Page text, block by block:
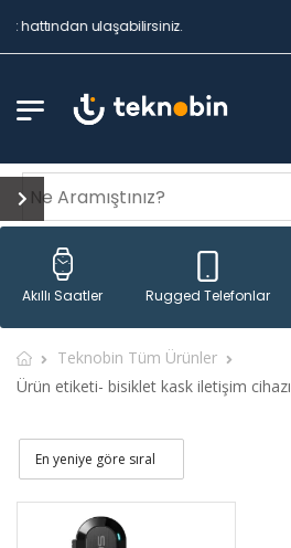
hattından ulaşabilirsiniz.
Akıllı Saatler Rugged Telefonlar
Teknobin Tüm Ürünler
Ürün etiketi- bisiklet kask iletişim cihazı